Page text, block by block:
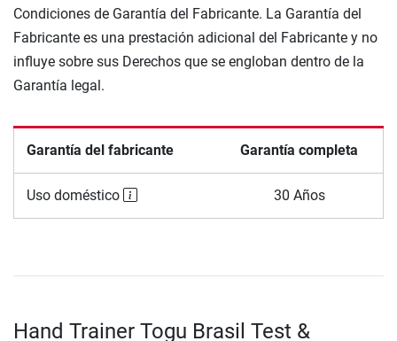
Condiciones de Garantía del Fabricante. La Garantía del
Fabricante es una prestación adicional del Fabricante y no
influye sobre sus Derechos que se engloban dentro de la
Garantía legal.
Garantía del fabricante Garantía completa
Uso doméstico 30 Años
Hand Trainer Togu Brasil Test &